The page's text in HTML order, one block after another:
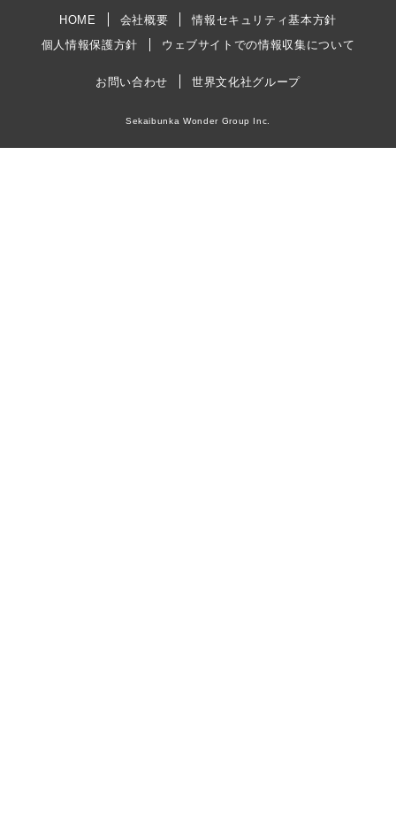
HOME 会社概要
情報セキュリティ基本方針
個人情報保護方針
ウェブサイトでの情報収集について
お問い合わせ 世界文化社グループ
Sekaibunka Wonder Group Inc.